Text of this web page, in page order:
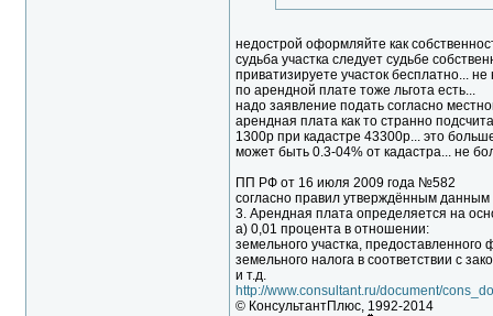
недострой оформляйте как
судьба участка следует судьбе
приватизируете участок бесплатно... не
по арендной плате тоже льгота есть...
надо заявление подать согласно
арендная плата как то странно
1300р при кадастре 43300р... это
может быть 0.3-04% от кадастра... не
ПП РФ от 16 июля 2009 года №582
согласно правил утверждённым
3. Арендная плата определяется на
а) 0,01 процента в отношении:
земельного участка,
земельного налога в соответствии с
и т.д.
http://www.consultant.ru/document/
© КонсультантПлюс, 1992-2014